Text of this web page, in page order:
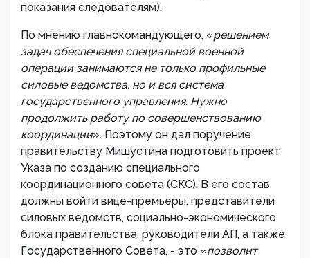
показания следователям).
По мнению главнокомандующего, «решением
задач обеспечения специальной военной
операции занимаются не только профильные
силовые ведомства, но и вся система
государственного управления. Нужно
продолжить работу по совершенствованию
координации». Поэтому он дал поручение
правительству Мишустина подготовить проект
Указа по созданию специального
координационного совета (СКС). В его состав
должны войти вице-премьеры, представители
силовых ведомств, социально-экономического
блока правительства, руководители АП, а также
Государственного Совета, - это «позволит